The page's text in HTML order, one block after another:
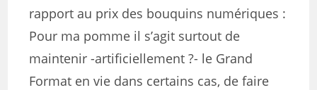
rapport au prix des bouquins numériques :
Pour ma pomme il s’agit surtout de
maintenir -artificiellement ?- le Grand
Format en vie dans certains cas, de faire